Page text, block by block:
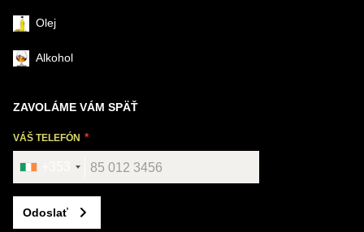
Olej
Alkohol
ZAVOLÁME VÁM SPÄŤ
VÁŠ TELEFÓN
Odoslať